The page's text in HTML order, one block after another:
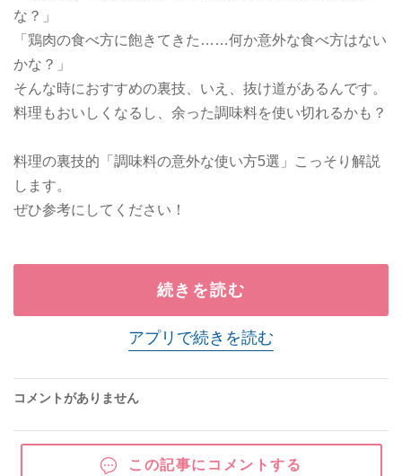
な？」
「鶏肉の食べ方に飽きてきた……何か意外な食べ方はない
かな？」
そんな時におすすめの裏技、いえ、抜け道があるんです。
料理もおいしくなるし、余った調味料を使い切れるかも？
料理の裏技的「調味料の意外な使い方5選」こっそり解説
します。
ぜひ参考にしてください！
続きを読む
アプリで続きを読む
コメントがありません
この記事にコメントする